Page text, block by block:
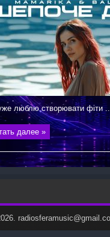
люблю створювати фіти
далее »